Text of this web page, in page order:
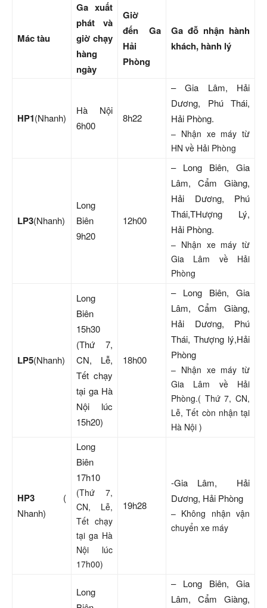
Mác tàu
Ga xuất
phát và
giờ chạy
hàng
ngày
Giờ
đến Ga
Hải
Phòng
Ga đỗ nhận hành
khách, hành lý
HP1(Nhanh)
Hà Nội
6h00
8h22
– Gia Lâm, Hải
Dương, Phú Thái,
Hải Phòng.
– Nhận xe máy từ
HN về Hải Phòng
LP3(Nhanh)
Long
Biên
9h20
12h00
– Long Biên, Gia
Lâm, Cẩm Giàng,
Hải Dương, Phú
Thái,THượng Lý,
Hải Phòng.
– Nhận xe máy từ
Gia Lâm về Hải
Phòng
LP5(Nhanh)
Long
Biên
15h30
(Thứ 7,
CN, Lễ,
Tết chạy
tại ga Hà
Nội lúc
15h20)
18h00
– Long Biên, Gia
Lâm, Cẩm Giàng,
Hải Dương, Phú
Thái, Thượng lý,Hải
Phòng
– Nhận xe máy từ
Gia Lâm về Hải
Phòng.( Thứ 7, CN,
Lễ, Tết còn nhận tại
Hà Nội )
HP3 (
Nhanh)
Long
Biên
17h10
(Thứ 7,
CN, Lễ,
Tết chạy
tại ga Hà
Nội lúc
17h00)
19h28
-Gia Lâm, Hải
Dương, Hải Phòng
– Không nhận vận
chuyển xe máy
Long
– Long Biên, Gia
Lâm, Cẩm Giàng,